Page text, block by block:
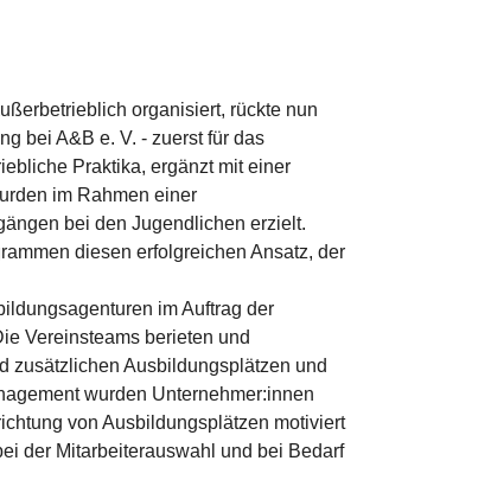
organisiert, rückte nun
bei A&B e. V. - zuerst für das
Praktika, ergänzt mit einer
im Rahmen einer
bei den Jugendlichen erzielt.
diesen erfolgreichen Ansatz, der
im Auftrag der
Vereinsteams berieten und
zusätzlichen Ausbildungsplätzen und
wurden Unternehmer:innen
von Ausbildungsplätzen motiviert
der Mitarbeiterauswahl und bei Bedarf